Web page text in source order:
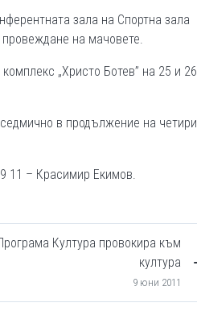
зала на Спортна зала
на мачовете.
„Христо Ботев” на 25 и 26
в продължение на четири
11 – Красимир Екимов.
Култура провокира към
култура
9 юни 2011